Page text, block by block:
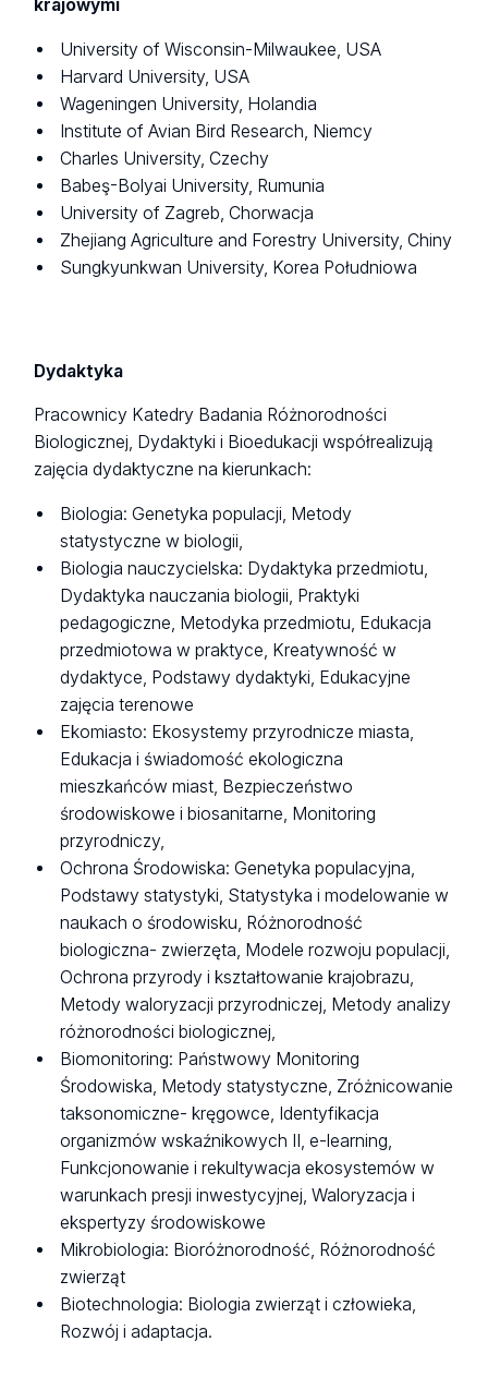
krajowymi
University of Wisconsin-Milwaukee, USA
Harvard University, USA
Wageningen University, Holandia
Institute of Avian Bird Research, Niemcy
Charles University, Czechy
Babeş-Bolyai University, Rumunia
University of Zagreb, Chorwacja
Zhejiang Agriculture and Forestry University, Chiny
Sungkyunkwan University, Korea Południowa
Dydaktyka
Pracownicy Katedry Badania Różnorodności
Biologicznej, Dydaktyki i Bioedukacji współrealizują
zajęcia dydaktyczne na kierunkach:
Biologia: Genetyka populacji, Metody
statystyczne w biologii,
Biologia nauczycielska: Dydaktyka przedmiotu,
Dydaktyka nauczania biologii, Praktyki
pedagogiczne, Metodyka przedmiotu, Edukacja
przedmiotowa w praktyce, Kreatywność w
dydaktyce, Podstawy dydaktyki, Edukacyjne
zajęcia terenowe
Ekomiasto: Ekosystemy przyrodnicze miasta,
Edukacja i świadomość ekologiczna
mieszkańców miast, Bezpieczeństwo
środowiskowe i biosanitarne, Monitoring
przyrodniczy,
Ochrona Środowiska: Genetyka populacyjna,
Podstawy statystyki, Statystyka i modelowanie w
naukach o środowisku, Różnorodność
biologiczna- zwierzęta, Modele rozwoju populacji,
Ochrona przyrody i kształtowanie krajobrazu,
Metody waloryzacji przyrodniczej, Metody analizy
różnorodności biologicznej,
Biomonitoring: Państwowy Monitoring
Środowiska, Metody statystyczne, Zróżnicowanie
taksonomiczne- kręgowce, Identyfikacja
organizmów wskaźnikowych II, e-learning,
Funkcjonowanie i rekultywacja ekosystemów w
warunkach presji inwestycyjnej, Waloryzacja i
ekspertyzy środowiskowe
Mikrobiologia: Bioróżnorodność, Różnorodność
zwierząt
Biotechnologia: Biologia zwierząt i człowieka,
Rozwój i adaptacja.